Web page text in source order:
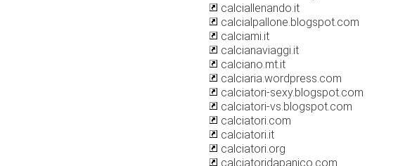
calciallenando.it
calcialpallone.blogspot.com
calciami.it
calcianaviaggi.it
calciano.mt.it
calciaria.wordpress.com
calciatori-sexy.blogspot.com
calciatori-vs.blogspot.com
calciatori.com
calciatori.it
calciatori.org
calciatoridapanico.com